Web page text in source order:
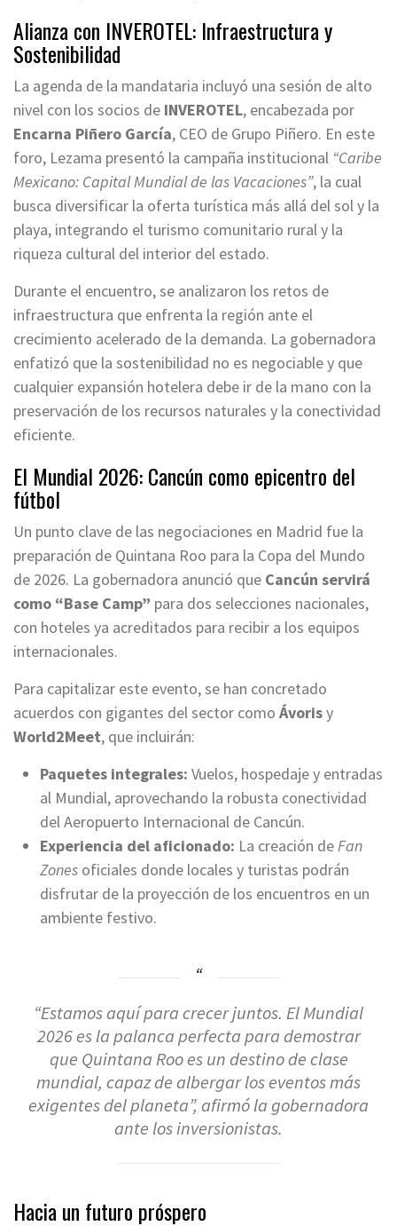
Alianza con INVEROTEL: Infraestructura y
Sostenibilidad
La agenda de la mandataria incluyó una sesión de alto
nivel con los socios de INVEROTEL, encabezada por
Encarna Piñero García, CEO de Grupo Piñero. En este
foro, Lezama presentó la campaña institucional “Caribe
Mexicano: Capital Mundial de las Vacaciones”, la cual
busca diversificar la oferta turística más allá del sol y la
playa, integrando el turismo comunitario rural y la
riqueza cultural del interior del estado.
Durante el encuentro, se analizaron los retos de
infraestructura que enfrenta la región ante el
crecimiento acelerado de la demanda. La gobernadora
enfatizó que la sostenibilidad no es negociable y que
cualquier expansión hotelera debe ir de la mano con la
preservación de los recursos naturales y la conectividad
eficiente.
El Mundial 2026: Cancún como epicentro del
fútbol
Un punto clave de las negociaciones en Madrid fue la
preparación de Quintana Roo para la Copa del Mundo
de 2026. La gobernadora anunció que Cancún servirá
como “Base Camp” para dos selecciones nacionales,
con hoteles ya acreditados para recibir a los equipos
internacionales.
Para capitalizar este evento, se han concretado
acuerdos con gigantes del sector como Ávorisy
World2Meet, que incluirán:
Paquetes integrales: Vuelos, hospedaje y entradas
al Mundial, aprovechando la robusta conectividad
del Aeropuerto Internacional de Cancún.
Experiencia del aficionado: La creación deFan
Zones oficiales donde locales y turistas podrán
disfrutar de la proyección de los encuentros en un
ambiente festivo.
“Estamos aquí para crecer juntos. El Mundial
2026 es la palanca perfecta para demostrar
que Quintana Roo es un destino de clase
mundial, capaz de albergar los eventos más
exigentes del planeta”, afirmó la gobernadora
ante los inversionistas.
Hacia un futuro próspero